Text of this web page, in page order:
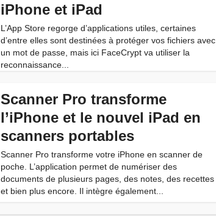
iPhone et iPad
L’App Store regorge d’applications utiles, certaines
d’entre elles sont destinées à protéger vos fichiers avec
un mot de passe, mais ici FaceCrypt va utiliser la
reconnaissance...
Scanner Pro transforme
l’iPhone et le nouvel iPad en
scanners portables
Scanner Pro transforme votre iPhone en scanner de
poche. L’application permet de numériser des
documents de plusieurs pages, des notes, des recettes
et bien plus encore. Il intègre également...